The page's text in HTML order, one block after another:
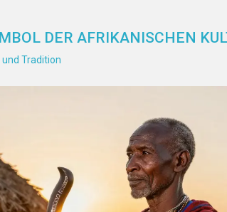
DER AFRIKANISCHEN
und Tradition